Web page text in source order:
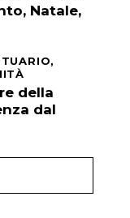
Natale,
della
dal